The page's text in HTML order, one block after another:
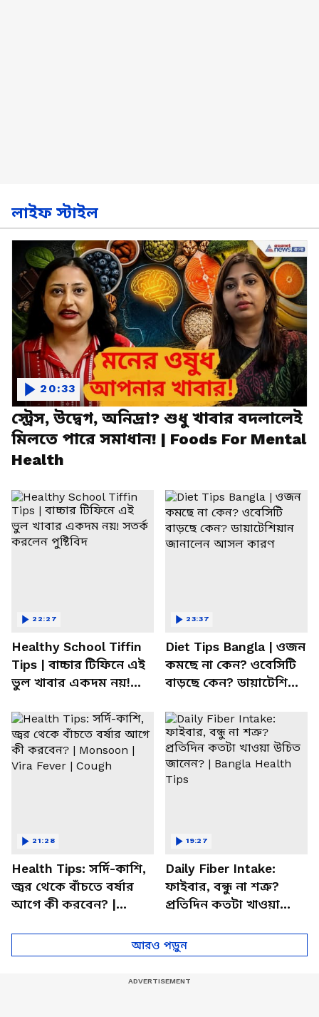
লাইফ স্টাইল
স্ট্রেস, উদ্বেগ, অনিদ্রা? শুধু খাবার বদলালেই
মিলতে পারে সমাধান! | Foods For Mental
Health
20:33
Healthy School Tiffin
Tips | বাচ্চার টিফিনে এই
ভুল খাবার একদম নয়!
22:27
Diet Tips Bangla | ওজন
কমছে না কেন? ওবেসিটি
বাড়ছে কেন? ডায়াটেশিয়ান
23:37
Health Tips: সর্দি-কাশি,
জ্বর থেকে বাঁচতে বর্ষার
আগে কী করবেন? |
21:28
Daily Fiber Intake:
ফাইবার, বন্ধু না শত্রু?
প্রতিদিন কতটা খাওয়া
Health Tips
19:27
আরও পড়ুন